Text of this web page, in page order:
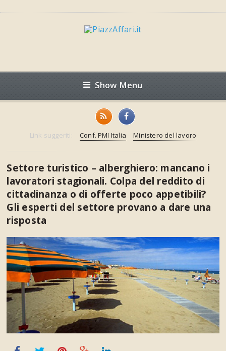
Show Menu
Link suggeriti: Conf. PMI Italia Ministero del lavoro
Settore turistico – alberghiero: mancano i
lavoratori stagionali. Colpa del reddito di
cittadinanza o di offerte poco appetibili?
Gli esperti del settore provano a dare una
risposta